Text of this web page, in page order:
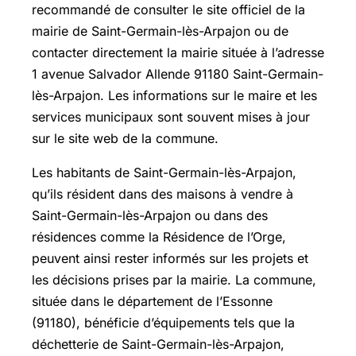
recommandé de consulter le site officiel de la
mairie de Saint-Germain-lès-Arpajon ou de
contacter directement la mairie située à l’adresse
1 avenue Salvador Allende 91180 Saint-Germain-
lès-Arpajon. Les informations sur le maire et les
services municipaux sont souvent mises à jour
sur le site web de la commune.
Les habitants de Saint-Germain-lès-Arpajon,
qu’ils résident dans des maisons à vendre à
Saint-Germain-lès-Arpajon ou dans des
résidences comme la Résidence de l’Orge,
peuvent ainsi rester informés sur les projets et
les décisions prises par la mairie. La commune,
située dans le département de l’Essonne
(91180), bénéficie d’équipements tels que la
déchetterie de Saint-Germain-lès-Arpajon,